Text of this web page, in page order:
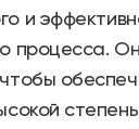
и
процесса.